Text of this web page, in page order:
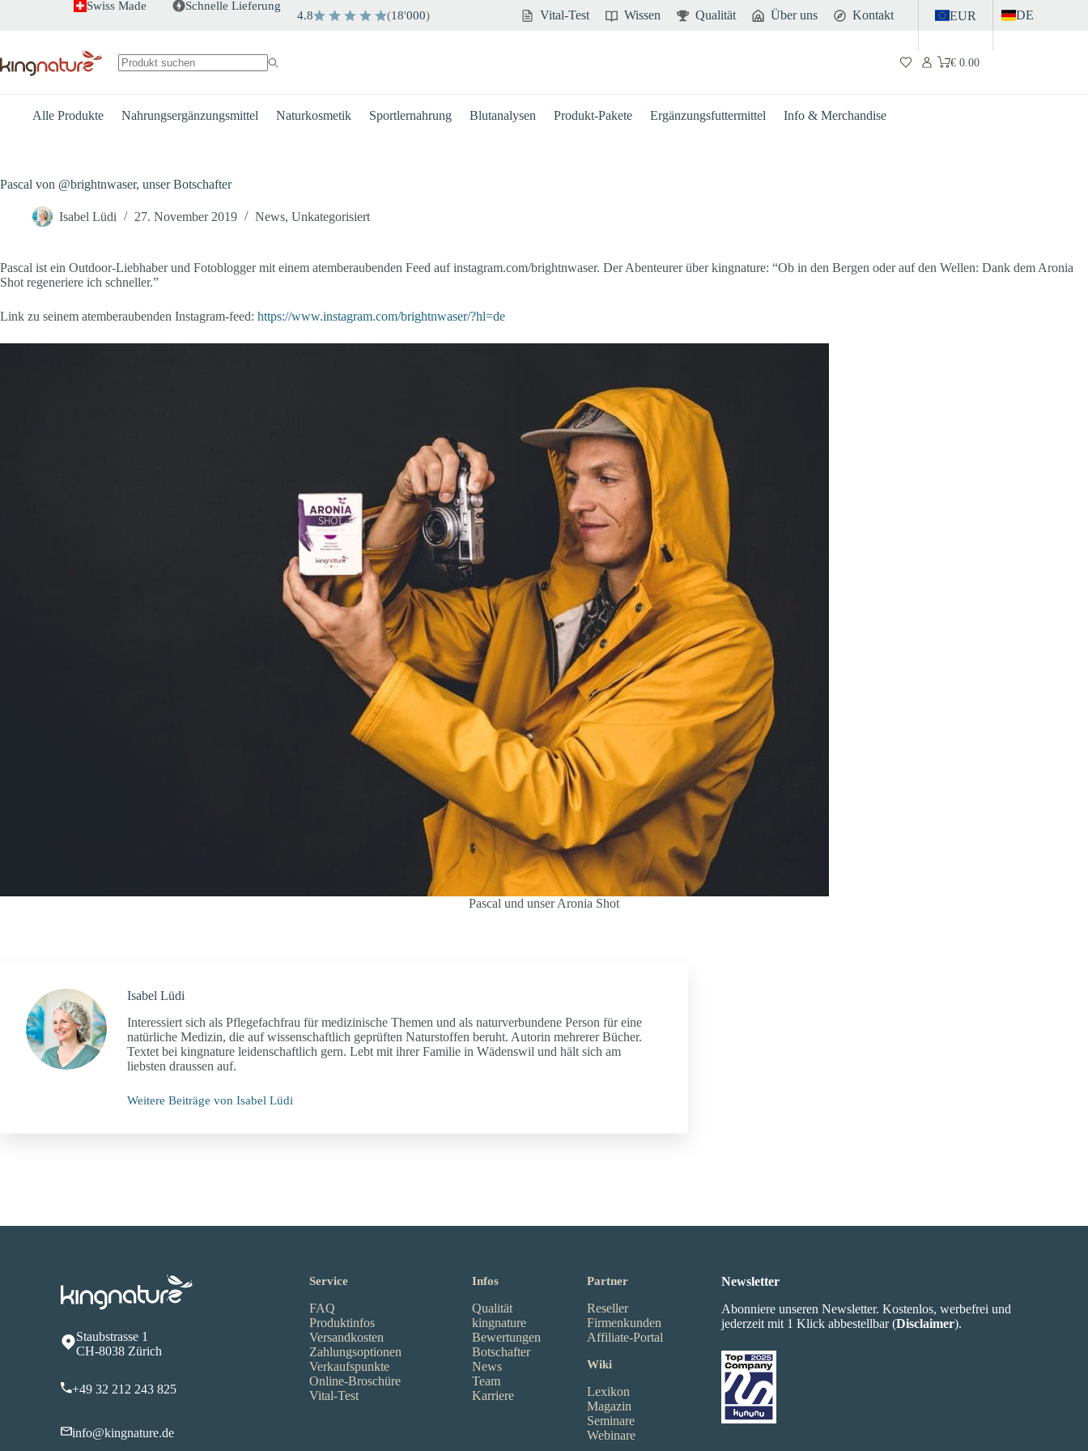
Swiss Made Schnelle Lieferung
4.8 (18'000) Vital-Test Wissen Qualität Über uns Kontakt EUR DE
Warenkorb
€0.00
Alle Produkte Nahrungsergänzungsmittel Naturkosmetik Sportlernahrung Blutanalysen Produkt-Pakete Ergänzungsfuttermittel Info & Merchandise
Pascal von @brightnwaser, unser Botschafter
Isabel Lüdi 27. November 2019 News, Unkategorisiert
Pascal ist ein Outdoor-Liebhaber und Fotoblogger mit einem atemberaubenden Feed auf instagram.com/brightnwaser. Der Abenteurer über kingnature: “Ob in den Bergen oder auf den Wellen: Dank dem Aronia
Shot regeneriere ich schneller.”
Link zu seinem atemberaubenden Instagram-feed: https://www.instagram.com/brightnwaser/?hl=de
Pascal und unser Aronia Shot
Isabel Lüdi
Interessiert sich als Pflegefachfrau für medizinische Themen und als naturverbundene Person für eine
natürliche Medizin, die auf wissenschaftlich geprüften Naturstoffen beruht. Autorin mehrerer Bücher.
Textet bei kingnature leidenschaftlich gern. Lebt mit ihrer Familie in Wädenswil und hält sich am
liebsten draussen auf.
Weitere Beiträge von Isabel Lüdi
Staubstrasse 1
CH-8038 Zürich
+49 32 212 243 825
info@kingnature.de
Service
FAQ
Produktinfos
Versandkosten
Zahlungsoptionen
Verkaufspunkte
Online-Broschüre
Vital-Test
Infos
Qualität
kingnature
Bewertungen
Botschafter
News
Team
Karriere
Partner
Reseller
Firmenkunden
Affiliate-Portal
Wiki
Lexikon
Magazin
Seminare
Webinare
Newsletter
Abonniere unseren Newsletter. Kostenlos, werbefrei und
jederzeit mit 1 Klick abbestellbar (Disclaimer).